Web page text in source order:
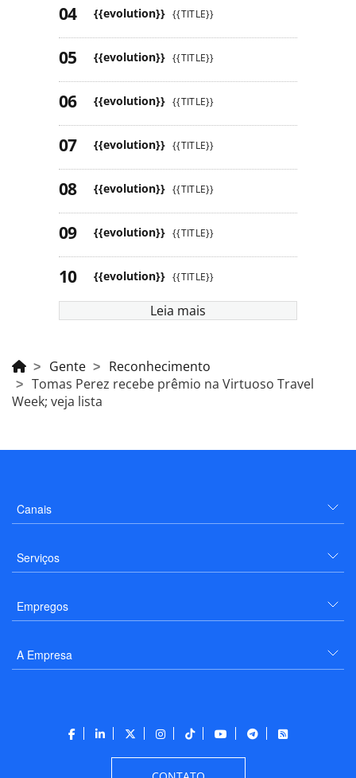
{{evolution}} {{TITLE}}
{{evolution}} {{TITLE}}
{{evolution}} {{TITLE}}
{{evolution}} {{TITLE}}
{{evolution}} {{TITLE}}
{{evolution}} {{TITLE}}
{{evolution}} {{TITLE}}
Leia mais
Gente
Reconhecimento
Tomas Perez recebe prêmio na Virtuoso Travel
Week; veja lista
Canais
Serviços
Empregos
A Empresa